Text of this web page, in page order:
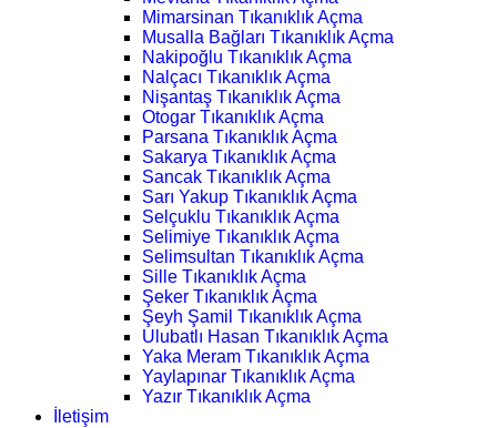
Mimarsinan Tıkanıklık Açma
Musalla Bağları Tıkanıklık Açma
Nakipoğlu Tıkanıklık Açma
Nalçacı Tıkanıklık Açma
Nişantaş Tıkanıklık Açma
Otogar Tıkanıklık Açma
Parsana Tıkanıklık Açma
Sakarya Tıkanıklık Açma
Sancak Tıkanıklık Açma
Sarı Yakup Tıkanıklık Açma
Selçuklu Tıkanıklık Açma
Selimiye Tıkanıklık Açma
Selimsultan Tıkanıklık Açma
Sille Tıkanıklık Açma
Şeker Tıkanıklık Açma
Şeyh Şamil Tıkanıklık Açma
Ulubatlı Hasan Tıkanıklık Açma
Yaka Meram Tıkanıklık Açma
Yaylapınar Tıkanıklık Açma
Yazır Tıkanıklık Açma
İletişim